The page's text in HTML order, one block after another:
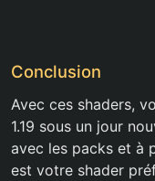
Conclusion
Avec ces shaders,
1.19 sous un jour
avec les packs et à
est votre shader